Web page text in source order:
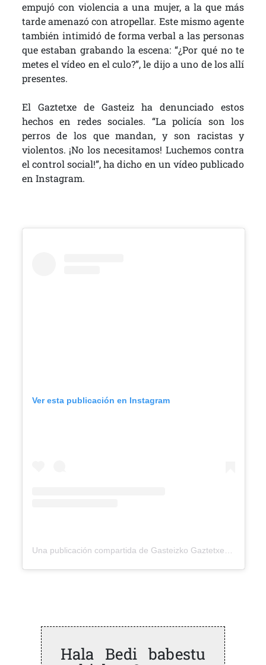
empujó con violencia a una mujer, a la que más
tarde amenazó con atropellar. Este mismo agente
también intimidó de forma verbal a las personas
que estaban grabando la escena: “¿Por qué no te
metes el vídeo en el culo?”, le dijo a uno de los allí
presentes.
El Gaztetxe de Gasteiz ha denunciado estos
hechos en redes sociales. “La policía son los
perros de los que mandan, y son racistas y
violentos. ¡No los necesitamos! Luchemos contra
el control social!”, ha dicho en un vídeo publicado
en Instagram.
Ver esta publicación en Instagram
Una publicación compartida de Gasteizko Gaztetxea (@gasteizkogaztetxea)
Hala Bedi babestu